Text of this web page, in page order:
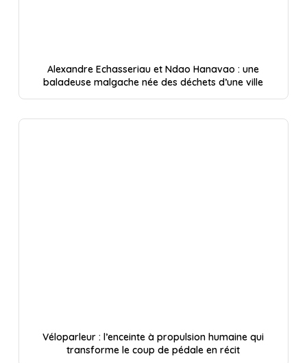
Alexandre Echasseriau et Ndao Hanavao : une
baladeuse malgache née des déchets d’une ville
Véloparleur : l’enceinte à propulsion humaine qui
transforme le coup de pédale en récit